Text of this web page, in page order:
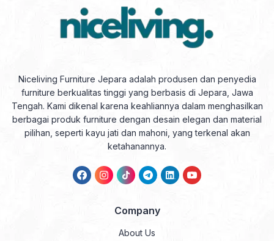
Niceliving Furniture Jepara adalah produsen dan penyedia
furniture berkualitas tinggi yang berbasis di Jepara, Jawa
Tengah. Kami dikenal karena keahliannya dalam menghasilkan
berbagai produk furniture dengan desain elegan dan material
pilihan, seperti kayu jati dan mahoni, yang terkenal akan
ketahanannya.
Company
About Us